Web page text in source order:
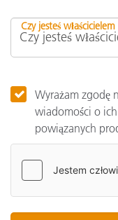
Czy jesteś
Wyrażam zgodę
wiadomości o
powiązanych